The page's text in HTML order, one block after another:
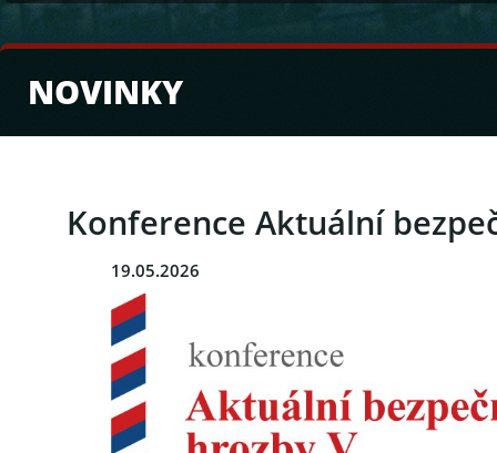
NOVINKY
Konference Aktuální
19.05.2026